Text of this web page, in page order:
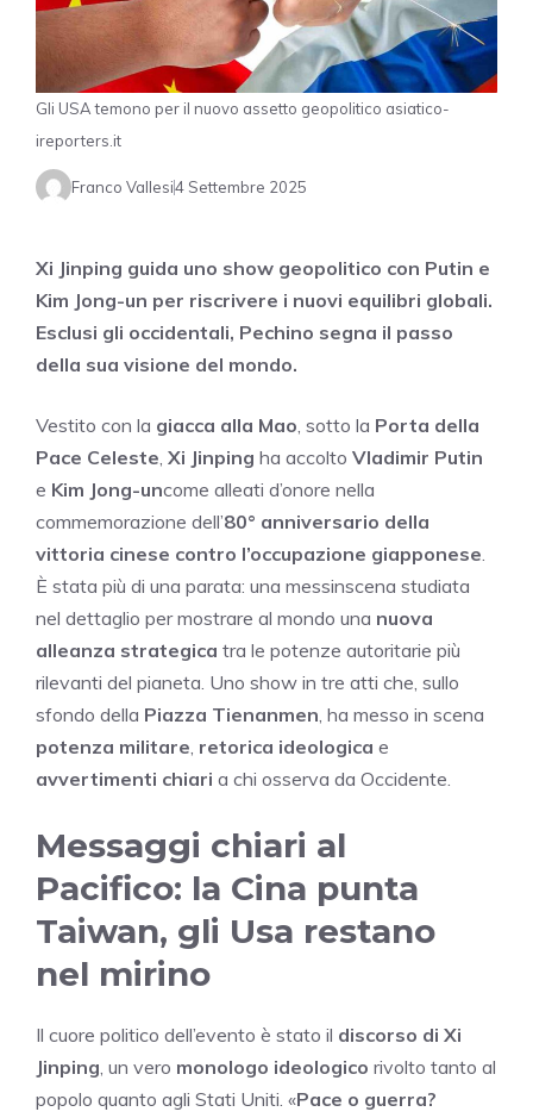
Gli USA temono per il nuovo assetto geopolitico asiatico-
ireporters.it
Franco Vallesi4 Settembre 2025
Xi Jinping guida uno show geopolitico con Putin e
Kim Jong-un per riscrivere i nuovi equilibri globali.
Esclusi gli occidentali, Pechino segna il passo
della sua visione del mondo.
Vestito con la giacca alla Mao, sotto la Porta della
Pace Celeste, Xi Jinping ha accolto Vladimir Putin
e Kim Jong-uncome alleati d’onore nella
commemorazione dell’80° anniversario della
vittoria cinese contro l’occupazione giapponese.
È stata più di una parata: una messinscena studiata
nel dettaglio per mostrare al mondo una nuova
alleanza strategica tra le potenze autoritarie più
rilevanti del pianeta. Uno show in tre atti che, sullo
sfondo della Piazza Tienanmen, ha messo in scena
potenza militare, retorica ideologica e
avvertimenti chiari a chi osserva da Occidente.
Messaggi chiari al
Pacifico: la Cina punta
Taiwan, gli Usa restano
nel mirino
Il cuore politico dell’evento è stato il discorso di Xi
Jinping, un vero monologo ideologico rivolto tanto al
popolo quanto agli Stati Uniti. «Pace o guerra?